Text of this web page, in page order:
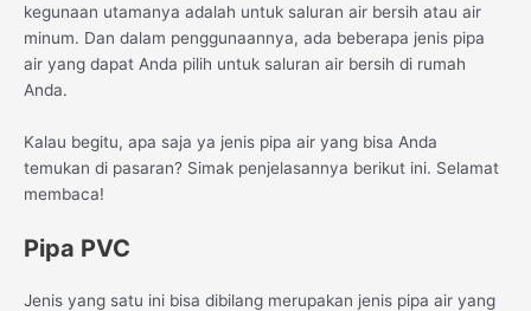
kegunaan utamanya adalah untuk saluran air bersih atau air
minum. Dan dalam penggunaannya, ada beberapa jenis pipa
air yang dapat Anda pilih untuk saluran air bersih di rumah
Anda.
Kalau begitu, apa saja ya jenis pipa air yang bisa Anda
temukan di pasaran? Simak penjelasannya berikut ini. Selamat
membaca!
Pipa PVC
Jenis yang satu ini bisa dibilang merupakan jenis pipa air yang